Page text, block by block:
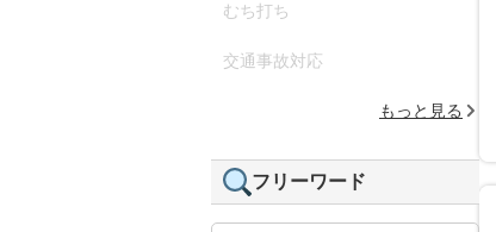
むち打ち
交通事故対応
もっと見る
フリーワード